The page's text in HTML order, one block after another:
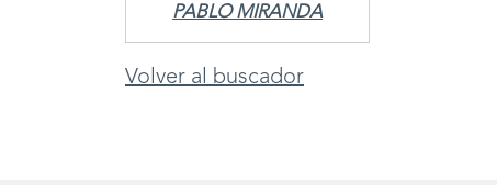
PABLO MIRANDA
Volver al buscador